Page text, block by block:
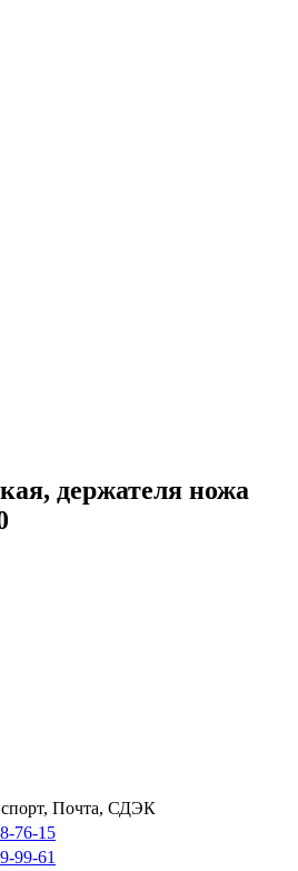
держателя ножа
Почта, СДЭК
76-15
99-61